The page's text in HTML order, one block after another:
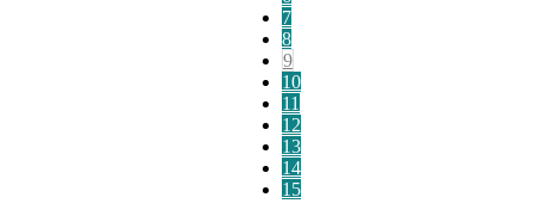
7
8
9
10
11
12
13
14
15